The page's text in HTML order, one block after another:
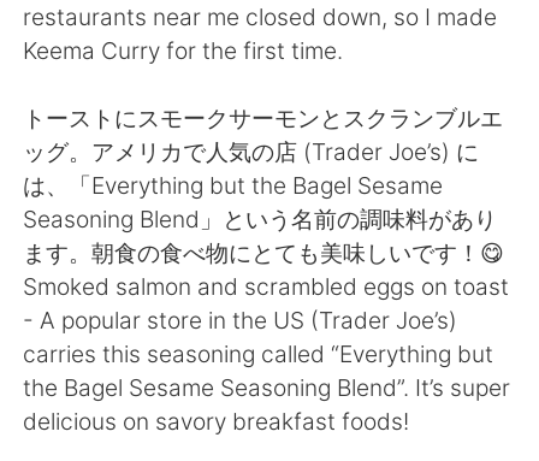
Türkçe Tiếng Việt
restaurants near me closed down, so I made
Keema Curry for the first time.
トーストにスモークサーモンとスクランブルエ
ッグ。アメリカで人気の店 (Trader Joe’s) に
は、「Everything but the Bagel Sesame
Seasoning Blend」という名前の調味料があり
ます。朝食の食べ物にとても美味しいです！😋
Smoked salmon and scrambled eggs on toast
- A popular store in the US (Trader Joe’s)
carries this seasoning called “Everything but
the Bagel Sesame Seasoning Blend”. It’s super
delicious on savory breakfast foods!